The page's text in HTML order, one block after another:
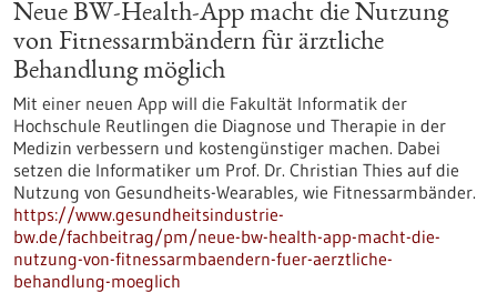
Neue BW-Health-App macht die Nutzung
von Fitnessarmbändern für ärztliche
Behandlung möglich
Mit einer neuen App will die Fakultät Informatik der
Hochschule Reutlingen die Diagnose und Therapie in der
Medizin verbessern und kostengünstiger machen. Dabei
setzen die Informatiker um Prof. Dr. Christian Thies auf die
Nutzung von Gesundheits-Wearables, wie Fitnessarmbänder.
https://www.gesundheitsindustrie-
bw.de/fachbeitrag/pm/neue-bw-health-app-macht-die-
nutzung-von-fitnessarmbaendern-fuer-aerztliche-
behandlung-moeglich